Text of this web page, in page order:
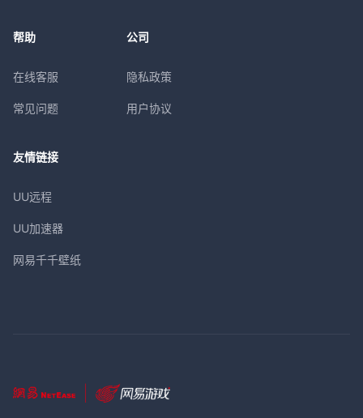
帮助
在线客服
常见问题
公司
隐私政策
用户协议
友情链接
UU远程
UU加速器
网易千千壁纸